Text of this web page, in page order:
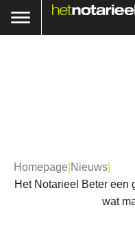
Homepage Nieuws
Het Notarieel Beter een
wat